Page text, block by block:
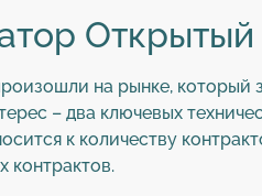
на рынке, который
– два ключевых
к количеству
контрактов.